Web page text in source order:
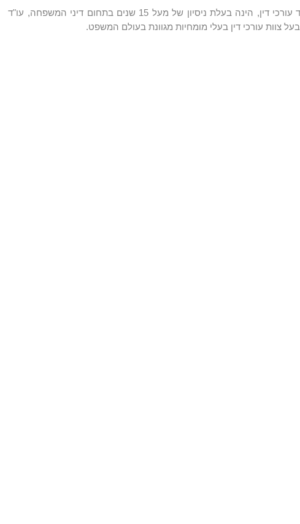
העומדת בראש מחלקת דיני משפחה ברוטנברג, משרד עורכי דין, הינה בעלת ניסיון של מעל 15 שנים בתחום דיני המשפחה, עו"ד
צוות עורכי דין בעלי מומחיות מגוונת בעולם המשפט.